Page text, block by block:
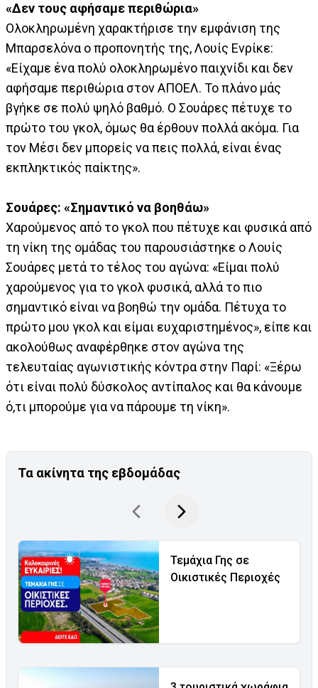
«Δεν τους αφήσαμε περιθώρια»
Ολοκληρωμένη χαρακτήρισε την εμφάνιση της
Μπαρσελόνα ο προπονητής της, Λουίς Ενρίκε:
«Είχαμε ένα πολύ ολοκληρωμένο παιχνίδι και δεν
αφήσαμε περιθώρια στον ΑΠΟΕΛ. Το πλάνο μάς
βγήκε σε πολύ ψηλό βαθμό. Ο Σουάρες πέτυχε το
πρώτο του γκολ, όμως θα έρθουν πολλά ακόμα. Για
τον Μέσι δεν μπορείς να πεις πολλά, είναι ένας
εκπληκτικός παίκτης».
Σουάρες: «Σημαντικό να βοηθάω»
Χαρούμενος από το γκολ που πέτυχε και φυσικά από
τη νίκη της ομάδας του παρουσιάστηκε ο Λουίς
Σουάρες μετά το τέλος του αγώνα: «Είμαι πολύ
χαρούμενος για το γκολ φυσικά, αλλά το πιο
σημαντικό είναι να βοηθώ την ομάδα. Πέτυχα το
πρώτο μου γκολ και είμαι ευχαριστημένος», είπε και
ακολούθως αναφέρθηκε στον αγώνα της
τελευταίας αγωνιστικής κόντρα στην Παρί: «Ξέρω
ότι είναι πολύ δύσκολος αντίπαλος και θα κάνουμε
ό,τι μπορούμε για να πάρουμε τη νίκη».
Τα ακίνητα της εβδομάδας
Τεμάχια Γης σε
Οικιστικές Περιοχές